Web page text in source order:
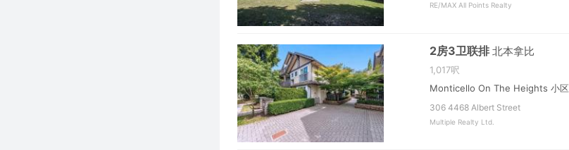
RE/MAX All Points Realty
2房3卫联排北本拿比
1,017呎
Monticello On The Heights 小区
306 4468 Albert Street
Multiple Realty Ltd.